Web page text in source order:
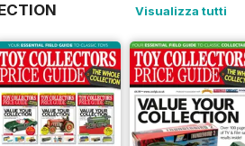
Visualizza tutti